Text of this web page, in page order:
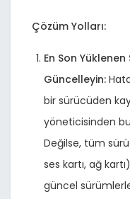
Çözüm Yolları:
En Son
Güncelleyin:
bir sürücüden
yöneticisinden
Değilse, tüm
ses kartı, ağ
güncel